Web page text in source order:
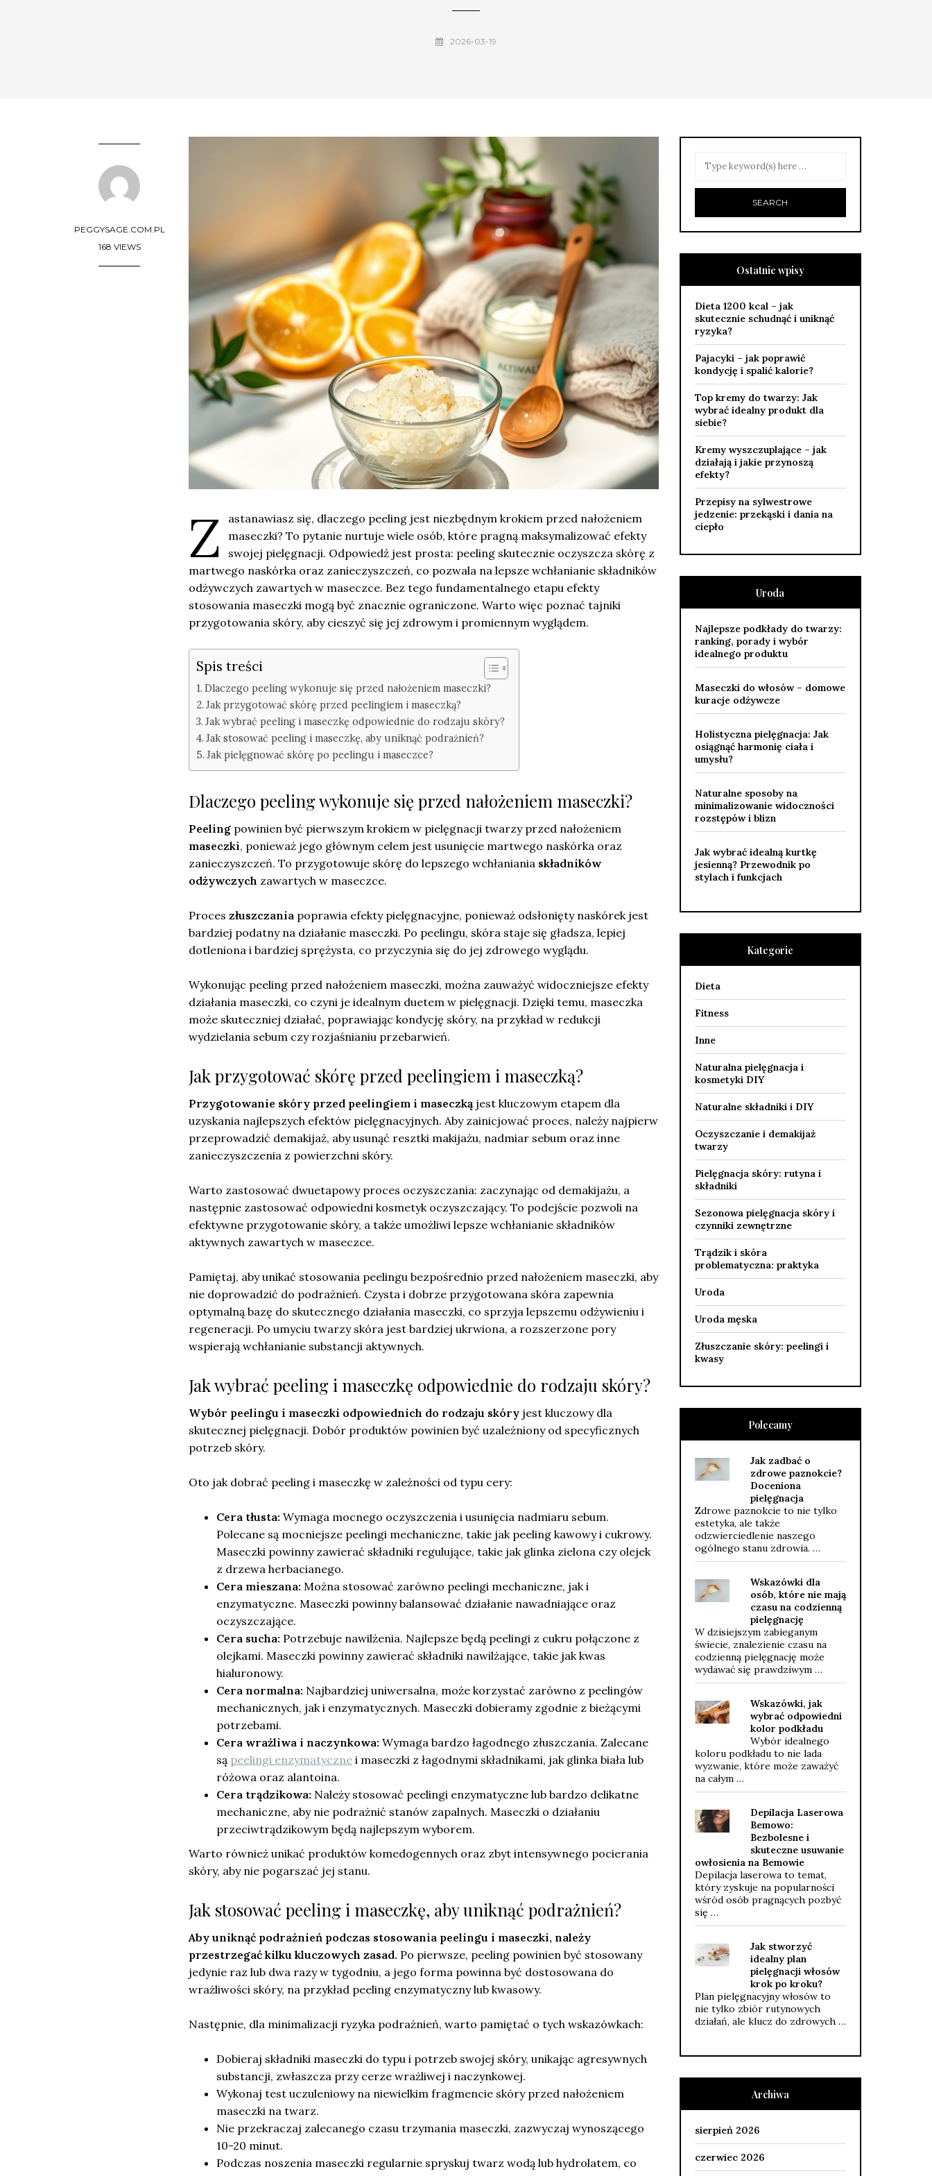
2026-03-19
PEGGYSAGE.COM.PL
168 VIEWS
Z
astanawiasz się, dlaczego peeling jest niezbędnym krokiem przed nałożeniem
maseczki? To pytanie nurtuje wiele osób, które pragną maksymalizować efekty
swojej pielęgnacji. Odpowiedź jest prosta: peeling skutecznie oczyszcza skórę z
martwego naskórka oraz zanieczyszczeń, co pozwala na lepsze wchłanianie składników
odżywczych zawartych w maseczce. Bez tego fundamentalnego etapu efekty
stosowania maseczki mogą być znacznie ograniczone. Warto więc poznać tajniki
przygotowania skóry, aby cieszyć się jej zdrowym i promiennym wyglądem.
Spis treści
Dlaczego peeling wykonuje się przed nałożeniem maseczki?
Jak przygotować skórę przed peelingiem i maseczką?
Jak wybrać peeling i maseczkę odpowiednie do rodzaju skóry?
Jak stosować peeling i maseczkę, aby uniknąć podrażnień?
Jak pielęgnować skórę po peelingu i maseczce?
Dlaczego peeling wykonuje się przed nałożeniem maseczki?
Peeling powinien być pierwszym krokiem w pielęgnacji twarzy przed nałożeniem
maseczki, ponieważ jego głównym celem jest usunięcie martwego naskórka oraz
zanieczyszczeń. To przygotowuje skórę do lepszego wchłaniania składników
odżywczych zawartych w maseczce.
Proces złuszczania poprawia efekty pielęgnacyjne, ponieważ odsłonięty naskórek jest
bardziej podatny na działanie maseczki. Po peelingu, skóra staje się gładsza, lepiej
dotleniona i bardziej sprężysta, co przyczynia się do jej zdrowego wyglądu.
Wykonując peeling przed nałożeniem maseczki, można zauważyć widoczniejsze efekty
działania maseczki, co czyni je idealnym duetem w pielęgnacji. Dzięki temu, maseczka
może skuteczniej działać, poprawiając kondycję skóry, na przykład w redukcji
wydzielania sebum czy rozjaśnianiu przebarwień.
Jak przygotować skórę przed peelingiem i maseczką?
Przygotowanie skóry przed peelingiem i maseczką jest kluczowym etapem dla
uzyskania najlepszych efektów pielęgnacyjnych. Aby zainicjować proces, należy najpierw
przeprowadzić demakijaż, aby usunąć resztki makijażu, nadmiar sebum oraz inne
zanieczyszczenia z powierzchni skóry.
Warto zastosować dwuetapowy proces oczyszczania: zaczynając od demakijażu, a
następnie zastosować odpowiedni kosmetyk oczyszczający. To podejście pozwoli na
efektywne przygotowanie skóry, a także umożliwi lepsze wchłanianie składników
aktywnych zawartych w maseczce.
Pamiętaj, aby unikać stosowania peelingu bezpośrednio przed nałożeniem maseczki, aby
nie doprowadzić do podrażnień. Czysta i dobrze przygotowana skóra zapewnia
optymalną bazę do skutecznego działania maseczki, co sprzyja lepszemu odżywieniu i
regeneracji. Po umyciu twarzy skóra jest bardziej ukrwiona, a rozszerzone pory
wspierają wchłanianie substancji aktywnych.
Jak wybrać peeling i maseczkę odpowiednie do rodzaju skóry?
Wybór peelingu i maseczki odpowiednich do rodzaju skóry jest kluczowy dla
skutecznej pielęgnacji. Dobór produktów powinien być uzależniony od specyficznych
potrzeb skóry.
Oto jak dobrać peeling i maseczkę w zależności od typu cery:
Cera tłusta: Wymaga mocnego oczyszczenia i usunięcia nadmiaru sebum.
Polecane są mocniejsze peelingi mechaniczne, takie jak peeling kawowy i cukrowy.
Maseczki powinny zawierać składniki regulujące, takie jak glinka zielona czy olejek
z drzewa herbacianego.
Cera mieszana: Można stosować zarówno peelingi mechaniczne, jak i
enzymatyczne. Maseczki powinny balansować działanie nawadniające oraz
oczyszczające.
Cera sucha: Potrzebuje nawilżenia. Najlepsze będą peelingi z cukru połączone z
olejkami. Maseczki powinny zawierać składniki nawilżające, takie jak kwas
hialuronowy.
Cera normalna: Najbardziej uniwersalna, może korzystać zarówno z peelingów
mechanicznych, jak i enzymatycznych. Maseczki dobieramy zgodnie z bieżącymi
potrzebami.
Cera wrażliwa i naczynkowa: Wymaga bardzo łagodnego złuszczania. Zalecane
są peelingi enzymatyczne i maseczki z łagodnymi składnikami, jak glinka biała lub
różowa oraz alantoina.
Cera trądzikowa: Należy stosować peelingi enzymatyczne lub bardzo delikatne
mechaniczne, aby nie podrażnić stanów zapalnych. Maseczki o działaniu
przeciwtrądzikowym będą najlepszym wyborem.
Warto również unikać produktów komedogennych oraz zbyt intensywnego pocierania
skóry, aby nie pogarszać jej stanu.
Jak stosować peeling i maseczkę, aby uniknąć podrażnień?
Aby uniknąć podrażnień podczas stosowania peelingu i maseczki, należy
przestrzegać kilku kluczowych zasad. Po pierwsze, peeling powinien być stosowany
jedynie raz lub dwa razy w tygodniu, a jego forma powinna być dostosowana do
wrażliwości skóry, na przykład peeling enzymatyczny lub kwasowy.
Następnie, dla minimalizacji ryzyka podrażnień, warto pamiętać o tych wskazówkach:
Dobieraj składniki maseczki do typu i potrzeb swojej skóry, unikając agresywnych
substancji, zwłaszcza przy cerze wrażliwej i naczynkowej.
Wykonaj test uczuleniowy na niewielkim fragmencie skóry przed nałożeniem
maseczki na twarz.
Nie przekraczaj zalecanego czasu trzymania maseczki, zazwyczaj wynoszącego
10-20 minut.
Podczas noszenia maseczki regularnie spryskuj twarz wodą lub hydrolatem, co
Ostatnie wpisy
Dieta 1200 kcal – jak
skutecznie schudnąć i uniknąć
ryzyka?
Pajacyki – jak poprawić
kondycję i spalić kalorie?
Top kremy do twarzy: Jak
wybrać idealny produkt dla
siebie?
Kremy wyszczuplające – jak
działają i jakie przynoszą
efekty?
Przepisy na sylwestrowe
jedzenie: przekąski i dania na
ciepło
Uroda
Najlepsze podkłady do twarzy:
ranking, porady i wybór
idealnego produktu
Maseczki do włosów – domowe
kuracje odżywcze
Holistyczna pielęgnacja: Jak
osiągnąć harmonię ciała i
umysłu?
Naturalne sposoby na
minimalizowanie widoczności
rozstępów i blizn
Jak wybrać idealną kurtkę
jesienną? Przewodnik po
stylach i funkcjach
Kategorie
Dieta
Fitness
Inne
Naturalna pielęgnacja i
kosmetyki DIY
Naturalne składniki i DIY
Oczyszczanie i demakijaż
twarzy
Pielęgnacja skóry: rutyna i
składniki
Sezonowa pielęgnacja skóry i
czynniki zewnętrzne
Trądzik i skóra
problematyczna: praktyka
Uroda
Uroda męska
Złuszczanie skóry: peelingi i
kwasy
Polecamy
Jak zadbać o
zdrowe paznokcie?
Doceniona
pielęgnacja
Zdrowe paznokcie to nie tylko
estetyka, ale także
odzwierciedlenie naszego
ogólnego stanu zdrowia. …
Wskazówki dla
osób, które nie mają
czasu na codzienną
pielęgnację
W dzisiejszym zabieganym
świecie, znalezienie czasu na
codzienną pielęgnację może
wydawać się prawdziwym …
Wskazówki, jak
wybrać odpowiedni
kolor podkładu
Wybór idealnego
koloru podkładu to nie lada
wyzwanie, które może zaważyć
na całym …
Depilacja Laserowa
Bemowo:
Bezbolesne i
skuteczne usuwanie
owłosienia na Bemowie
Depilacja laserowa to temat,
który zyskuje na popularności
wśród osób pragnących pozbyć
się …
Jak stworzyć
idealny plan
pielęgnacji włosów
krok po kroku?
Plan pielęgnacyjny włosów to
nie tylko zbiór rutynowych
działań, ale klucz do zdrowych …
Archiwa
sierpień 2026
czerwiec 2026